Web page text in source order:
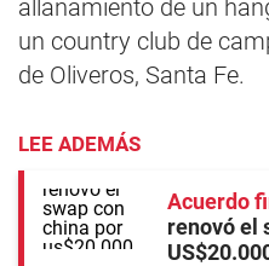
allanamiento de un
un country club de
de Oliveros, Santa Fe.
LEE ADEMÁS
Acuerdo
renovó el